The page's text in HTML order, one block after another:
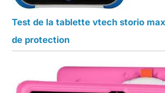
Test de la tablette vtech storio
de protection